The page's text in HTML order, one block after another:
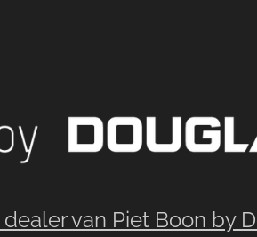
van Piet Boon by